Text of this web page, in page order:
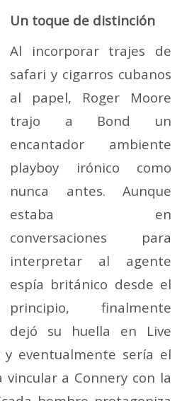
Un toque de distinción
Al incorporar trajes de
safari y cigarros cubanos
al papel, Roger Moore
trajo a Bond un
encantador ambiente
playboy irónico como
nunca antes. Aunque
estaba en
conversaciones para
interpretar al agente
espía británico desde el
principio, finalmente
dejó su huella en Live
eventualmente sería el
a Connery con la